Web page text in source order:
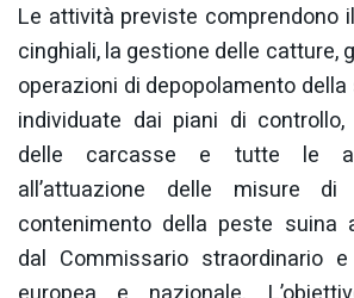
Le attività previste comprendono
cinghiali, la gestione delle catture,
operazioni di depopolamento
individuate dai piani di
delle carcasse e tutte le
all’attuazione delle misure di
contenimento della peste suina
dal Commissario straordinario